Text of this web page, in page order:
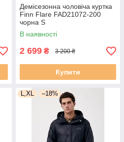
Демісезонна чоловіча куртка
Finn Flare FAD21072-200
чорна S
В наявності
2 699 ₴ 3 200 ₴
Купити
L,XL –18%